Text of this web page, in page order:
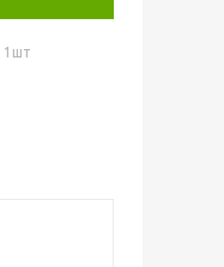
1шт